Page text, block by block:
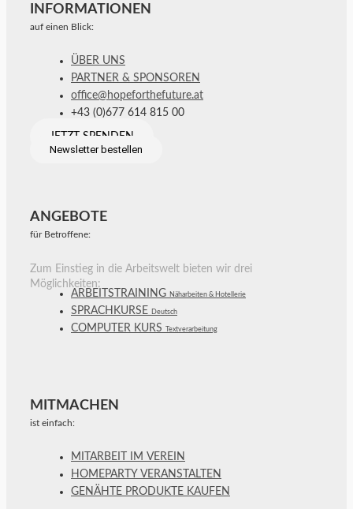
INFORMATIONEN
auf einen Blick:
ÜBER UNS
PARTNER & SPONSOREN
office@hopeforthefuture.at
+43 (0)677 614 815 00
JETZT SPENDEN
Newsletter bestellen
ANGEBOTE
für Betroffene:
Zum Einstieg in die Arbeitswelt bieten wir drei
Möglichkeiten:
ARBEITSTRAINING Näharbeiten & Hotellerie
SPRACHKURSE Deutsch
COMPUTER KURS Textverarbeitung
MITMACHEN
ist einfach:
MITARBEIT IM VEREIN
HOMEPARTY VERANSTALTEN
GENÄHTE PRODUKTE KAUFEN